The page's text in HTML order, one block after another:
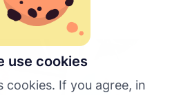
use cookies
cookies. If you agree, in
публикации